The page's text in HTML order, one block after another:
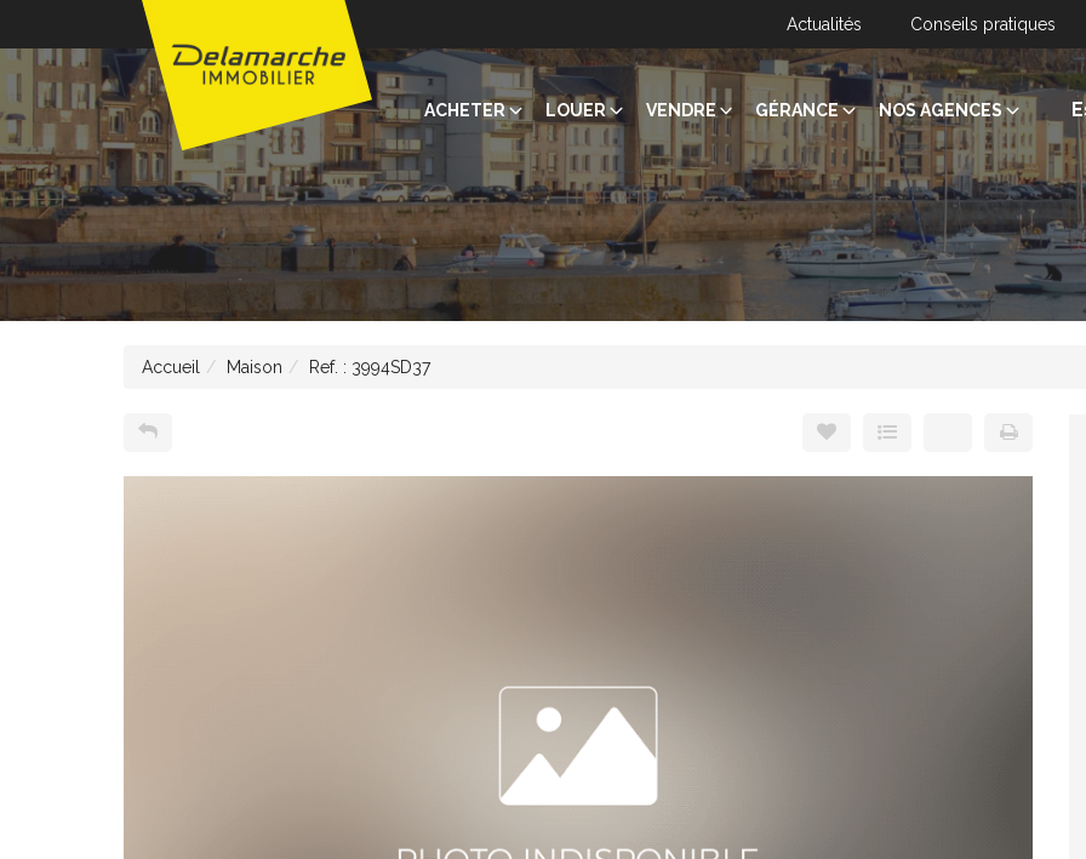
Actualités Conseils pratiques
ACHETER LOUER VENDRE GÉRANCE NOS AGENCES
Accueil Maison Ref. : 3994SD37